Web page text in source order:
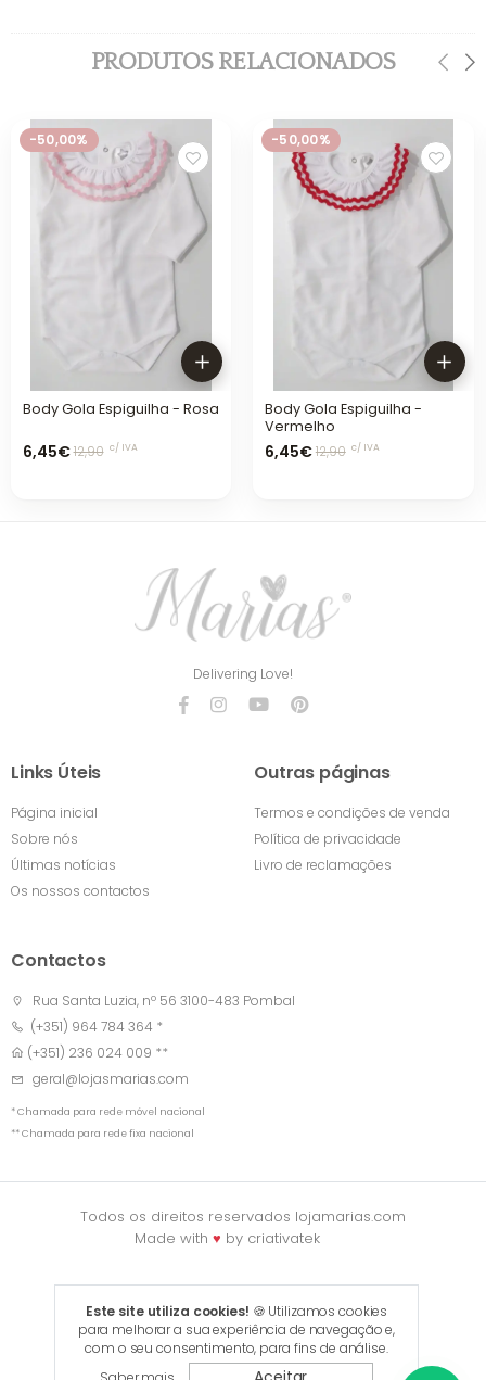
PRODUTOS RELACIONADOS
-50,00%
Body Gola Espiguilha - Rosa
6,45€12,90 c/ IVA
-50,00%
Body Gola Espiguilha -
Vermelho
6,45€12,90 c/ IVA
Delivering Love!
Links Úteis
Página inicial
Sobre nós
Últimas notícias
Os nossos contactos
Outras páginas
Termos e condições de venda
Política de privacidade
Livro de reclamações
Contactos
Rua Santa Luzia, nº 56 3100-483 Pombal
(+351) 964 784 364 *
(+351) 236 024 009 **
geral@lojasmarias.com
* Chamada para rede móvel nacional
** Chamada para rede fixa nacional
Todos os direitos reservados lojamarias.com
Made with ♥ by criativatek
Este site utiliza cookies! 🍪 Utilizamos cookies
para melhorar a sua experiência de navegação e,
com o seu consentimento, para fins de análise.